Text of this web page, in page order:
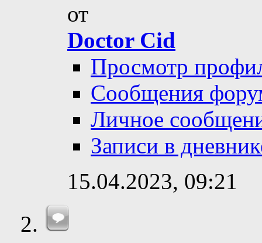
от
Doctor Cid
Просмотр
Сообщения
Личное
Записи в
15.04.2023, 09:21